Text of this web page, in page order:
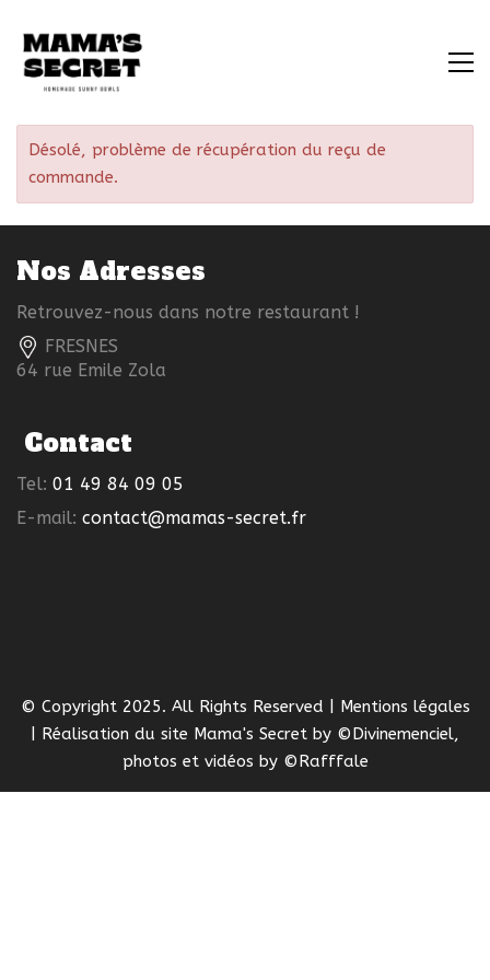
Désolé, problème de récupération du reçu de
commande.
Nos Adresses
Retrouvez-nous dans notre restaurant !
FRESNES
64 rue Emile Zola
Contact
Tel: 01 49 84 09 05
E-mail: contact@mamas-secret.fr
© Copyright 2025. All Rights Reserved | Mentions légales
| Réalisation du site Mama's Secret by ©Divinemenciel,
photos et vidéos by ©Rafffale